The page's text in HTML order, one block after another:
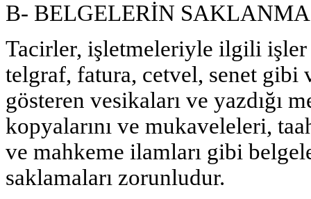
B- BELGELERİN
Tacirler, işletmeleriyle ilgili işler
telgraf, fatura, cetvel, senet gibi
gösteren vesikaları ve yazdığı
kopyalarını ve mukaveleleri,
ve mahkeme ilamları gibi
saklamaları zorunludur.